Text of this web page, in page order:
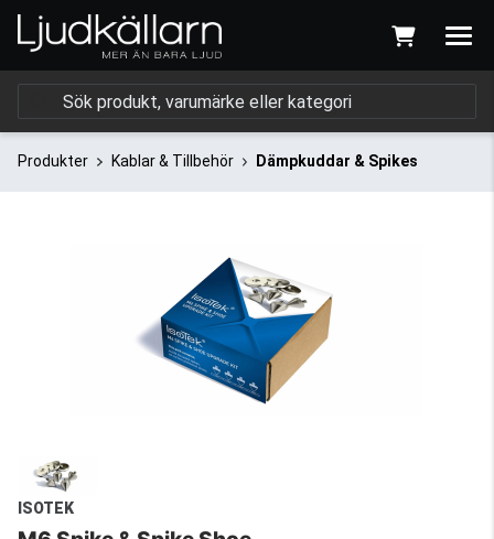
Produkter Kablar & Tillbehör Dämpkuddar & Spikes
ISOTEK